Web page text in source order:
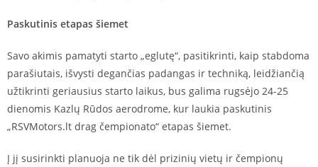
Paskutinis etapas šiemet
Savo akimis pamatyti starto „eglutę“, pasitikrinti, kaip stabdoma
parašiutais, išvysti degančias padangas ir techniką, leidžiančią
užtikrinti geriausius starto laikus, bus galima rugsėjo 24-25
dienomis Kazlų Rūdos aerodrome, kur laukia paskutinis
„RSVMotors.lt drag čempionato“ etapas šiemet.
Į jį susirinkti planuoja ne tik dėl prizinių vietų ir čempionų